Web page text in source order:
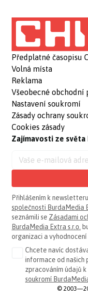
Předplatné časopisu
Volná místa
Reklama
Všeobecné obchodní
Nastavení soukromí
Zásady ochrany
Cookies zásady
Zajímavosti ze světa
Přihlášením k
společnosti BurdaMedia
seznámili se Zásadami
BurdaMedia Extra s.r.o.
organizaci a
Chcete navíc
informace od našich
zpracováním údajů
soukromí
©